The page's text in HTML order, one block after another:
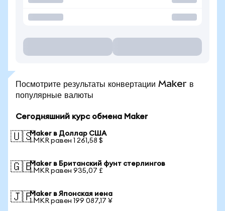
Посмотрите результаты конвертации Maker в
популярные валюты
Сегодняшний курс обмена Maker
🇺🇸Maker в Доллар США
1 MKR равен 1 261,58 $
🇬🇧Maker в Британский фунт стерлингов
1 MKR равен 935,07 £
🇯🇵Maker в Японская иена
1 MKR равен 199 087,17 ¥